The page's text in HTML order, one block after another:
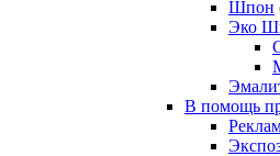
Шпон
Эко
В помощь